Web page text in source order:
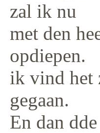
zal ik nu
met den
opdiepen.
ik vind het
gegaan.
En dan